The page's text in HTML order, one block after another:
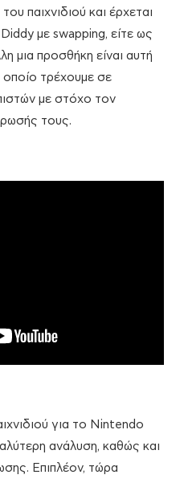
παιχνιδιού και έρχεται
με swapping, είτε ως
μια προσθήκη είναι αυτή
τρέχουμε σε
με στόχο τον
τους.
για το Nintendo
ανάλυση, καθώς και
Επιπλέον, τώρα